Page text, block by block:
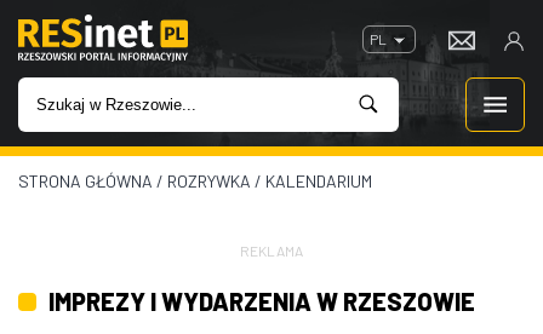
PL
WIADOMOŚCI
IMPREZY
STRONA GŁÓWNA / ROZRYWKA / KALENDARIUM
REKLAMA
IMPREZY I WYDARZENIA W RZESZOWIE